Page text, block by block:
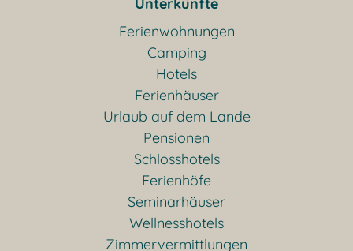
Ferienwohnungen
Camping
Hotels
Ferienhäuser
Urlaub auf dem Lande
Pensionen
Schlosshotels
Ferienhöfe
Seminarhäuser
Wellnesshotels
Zimmervermittlungen